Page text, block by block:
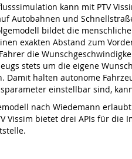
kann mit PTV
Autobahnen und
bildet die
exakten Abstand zum
die
stets um die eigene
Damit halten autonome
einstellbar sind,
nach Wiedemann
Vissim bietet drei APIs für